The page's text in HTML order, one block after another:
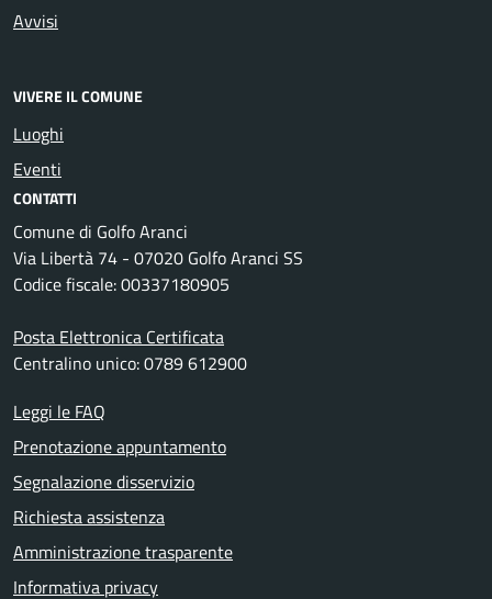
Avvisi
VIVERE IL COMUNE
Luoghi
Eventi
CONTATTI
Comune di Golfo Aranci
Via Libertà 74 - 07020 Golfo Aranci SS
Codice fiscale: 00337180905
Posta Elettronica Certificata
Centralino unico: 0789 612900
Leggi le FAQ
Prenotazione appuntamento
Segnalazione disservizio
Richiesta assistenza
Amministrazione trasparente
Informativa privacy